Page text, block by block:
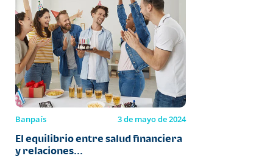
Banpaís 3 de mayo de 2024
El equilibrio entre salud financiera
y relaciones...